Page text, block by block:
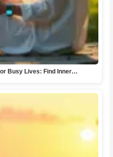
Busy Lives: Find Inner…